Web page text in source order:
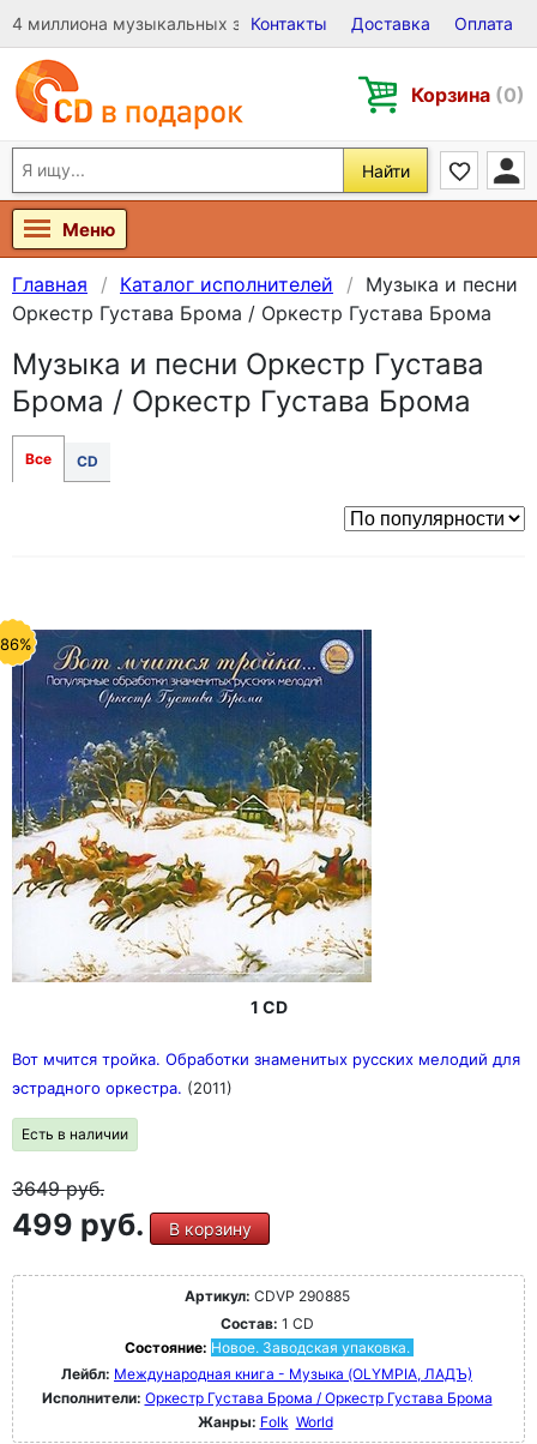
4 миллиона музыкальных записей на Виниле, CD и DVD
Контакты Доставка Оплата
Корзина (0)
Найти
Меню
Главная Каталог исполнителей
Музыка и песни
Оркестр Густава Брома / Оркестр Густава Брома
Музыка и песни Оркестр Густава
Брома / Оркестр Густава Брома
Все CD
1 CD
Вот мчится тройка. Обработки знаменитых русских мелодий для
эстрадного оркестра. (2011)
Есть в наличии
3649руб.
499 руб. В корзину
Артикул: CDVP 290885
Состав: 1 CD
Состояние: Новое. Заводская упаковка.
Лейбл: Международная книга - Музыка (OLYMPIA, ЛАДЪ)
Исполнители: Оркестр Густава Брома / Оркестр Густава Брома
Жанры: Folk World